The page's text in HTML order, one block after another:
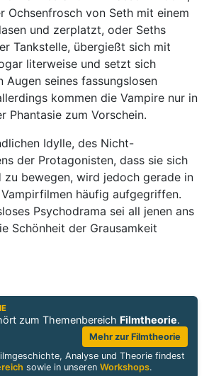
Ochsenfrosch von Seth mit einem
und zerplatzt, oder Seths
Tankstelle, übergießt sich mit
literweise und setzt sich
Augen seines fassungslosen
kommen die Vampire nur in
Phantasie zum Vorschein.
Idylle, des Nicht-
der Protagonisten, dass sie sich
zu bewegen, wird jedoch gerade in
häufig aufgegriffen.
Psychodrama sei all jenen ans
Schönheit der Grausamkeit
zum Themenbereich Filmtheorie.
Mehr zur Filmtheorie
Analyse und Theorie findest
sowie in unserenWorkshops.